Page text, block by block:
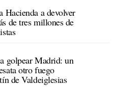
Hacienda a devolver
de tres millones de
golpear Madrid: un
otro fuego
de Valdeiglesias